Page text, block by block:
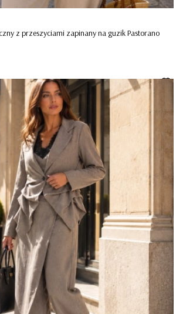
z przeszyciami zapinany na guzik Pastorano